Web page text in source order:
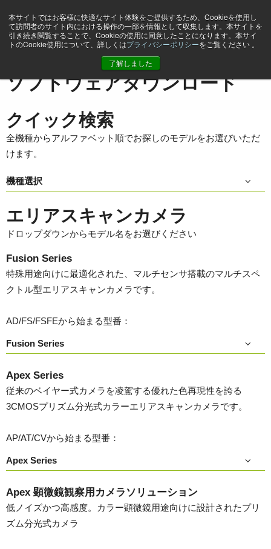
本サイトではお客様に快適なサイト体験をご提供するため、Cookieを使用し
て訪問者のサイト内における操作の一部を情報として収集します。本サイトを
引き続き閲覧することで、Cookieの使用に同意したことになります。本サイ
トのCookie使用について、詳しくはプライバシーポリシーをご覧ください 。
了解しました
ソフトウェアダウンロード
ソフトウェアダウンロード
クイック検索
全機種からアルファベット順でお探しのモデルをお選びいただ
けます。
機種選択
エリアスキャンカメラ
ドロップダウンからモデル名をお選びください
Fusion Series
特殊用途向けに最適化された、マルチセンサ搭載のマルチスペ
クトル型エリアスキャンカメラです。
AD/FS/FSFEから始まる型番：
Fusion Series
Apex Series
従来のベイヤー式カメラを凌駕する優れた色再現性を誇る
3CMOSプリズム分光式カラーエリアスキャンカメラです。
AP/AT/CVから始まる型番：
Apex Series
Apex 顕微鏡観察用カメラソリューション
低ノイズかつ高感度。カラー顕微鏡用途向けに設計されたプリ
ズム分光式カメラ